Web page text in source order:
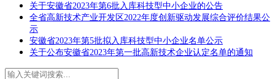
关于安徽省2023年第6批入库科技型中小企业的公告
全省高新技术产业开发区2022年度创新驱动发展综合评价结果公
示
安徽省2023年第5批拟入库科技型中小企业名单公示
关于公布安徽省2023年第一批高新技术企业认定名单的通知